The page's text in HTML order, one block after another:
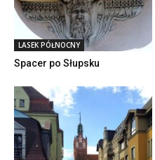
LASEK PÓŁNOCNY
Spacer po Słupsku